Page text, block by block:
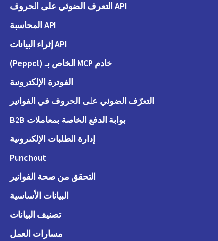
API التعرف الضوئي على الحروف
API المحاسبة
API إثراء البيانات
خادم MCP الخاص بـ (Peppol)
الفوترة الإلكترونية
التعرّف الضوئي على الحروف في الفواتير
بوابة الدفع الخاصة بمعاملات B2B
إدارة الطلبات الإلكترونية
Punchout
التحقق من صحة الفواتير
البيانات الأساسية
تصنيف البيانات
مسارات العمل